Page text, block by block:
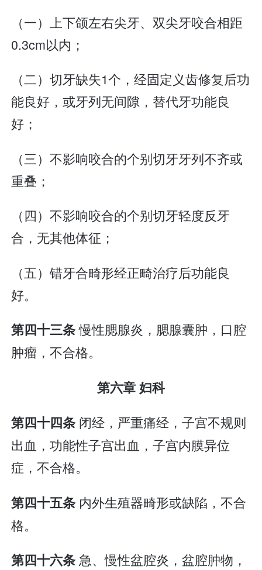
（一）上下颌左右尖牙、双尖牙咬合相距
0.3cm以内；
（二）切牙缺失1个，经固定义齿修复后功
能良好，或牙列无间隙，替代牙功能良
好；
（三）不影响咬合的个别切牙牙列不齐或
重叠；
（四）不影响咬合的个别切牙轻度反牙
合，无其他体征；
（五）错牙合畸形经正畸治疗后功能良
好。
第四十三条慢性腮腺炎，腮腺囊肿，口腔
肿瘤，不合格。
第六章 妇科
第四十四条 闭经，严重痛经，子宫不规则
出血，功能性子宫出血，子宫内膜异位
症，不合格。
第四十五条 内外生殖器畸形或缺陷，不合
格。
第四十六条急、慢性盆腔炎，盆腔肿物，